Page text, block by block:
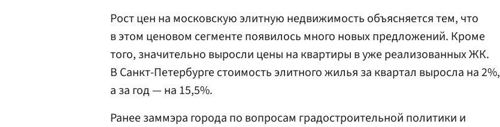
Рост цен на московскую элитную недвижимость объясняется тем, что
в этом ценовом сегменте появилось много новых предложений. Кроме
того, значительно выросли цены на квартиры в уже реализованных ЖК.
В Санкт-Петербурге стоимость элитного жилья за квартал выросла на 2%,
а за год — на 15,5%.
Ранее заммэра города по вопросам градостроительной политики и